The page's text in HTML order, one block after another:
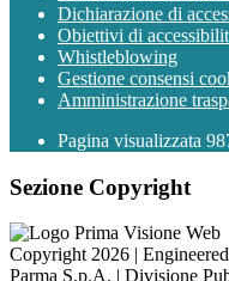
Dichiarazione di
Obiettivi di
Whistleblowing
Gestione consensi
Amministrazione
Pagina visualizzata
Sezione Copyright
Copyright 2026 |
Parma S.p.A. | Divisione